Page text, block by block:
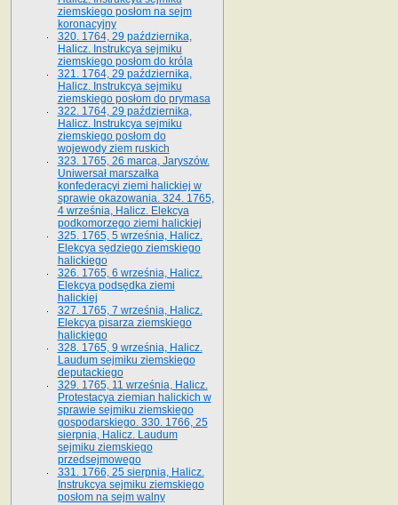
ziemskiego posłom na sejm
koronacyjny
320. 1764, 29 października,
Halicz. Instrukcya sejmiku
ziemskiego posłom do króla
321. 1764, 29 października,
Halicz. Instrukcya sejmiku
ziemskiego posłom do prymasa
322. 1764, 29 października,
Halicz. Instrukcya sejmiku
ziemskiego posłom do
wojewody ziem ruskich
323. 1765, 26 marca, Jaryszów.
Uniwersał marszałka
konfederacyi ziemi halickiej w
sprawie okazowania. 324. 1765,
4 września, Halicz. Elekcya
podkomorzego ziemi halickiej
325. 1765, 5 września, Halicz.
Elekcya sędziego ziemskiego
halickiego
326. 1765, 6 września, Halicz.
Elekcya podsędka ziemi
halickiej
327. 1765, 7 września, Halicz.
Elekcya pisarza ziemskiego
halickiego
328. 1765, 9 września, Halicz.
Laudum sejmiku ziemskiego
deputackiego
329. 1765, 11 września, Halicz.
Protestacya ziemian halickich w
sprawie sejmiku ziemskiego
gospodarskiego. 330. 1766, 25
sierpnia, Halicz. Laudum
sejmiku ziemskiego
przedsejmowego
331. 1766, 25 sierpnia, Halicz.
Instrukcya sejmiku ziemskiego
posłom na sejm walny